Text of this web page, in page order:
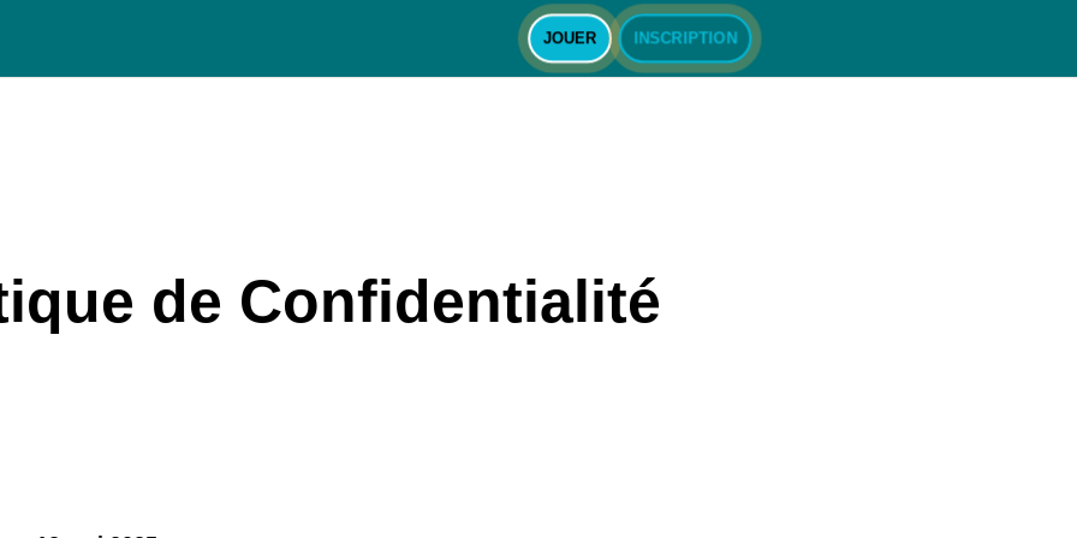
JOUER INSCRIPTION
de Confidentialité